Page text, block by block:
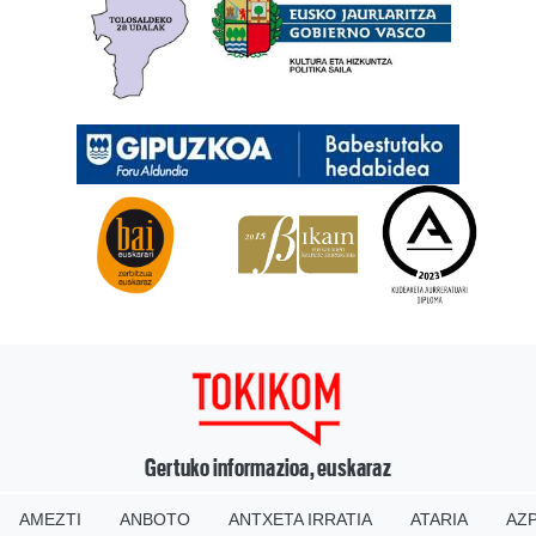
Gertuko informazioa, euskaraz
AMEZTI ANBOTO ANTXETA IRRATIA ATARIA